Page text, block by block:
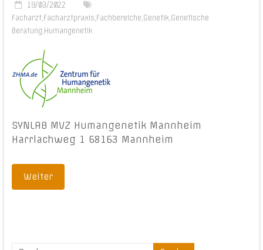
19/03/2022
Facharzt,Facharztpraxis,Fachbereiche,Genetik,Genetische
Beratung, Humangenetik
SYNLAB MVZ Humangenetik Mannheim
Harrlachweg 1 68163 Mannheim
Weiter